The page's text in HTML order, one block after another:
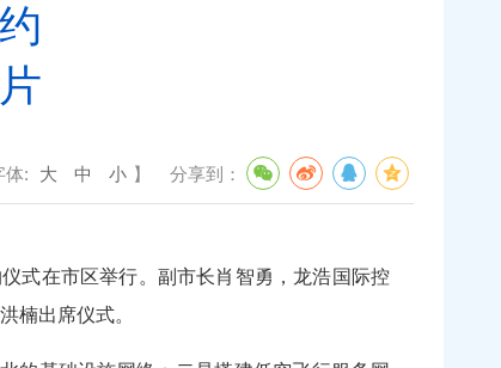
体: 大 中 小 】 分享到：
式在市区举行。副市长肖智勇，龙浩国际控
楠出席仪式。